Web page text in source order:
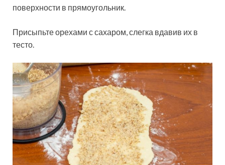
поверхности в прямоугольник.
Присыпьте орехами с сахаром, слегка вдавив их в
тесто.